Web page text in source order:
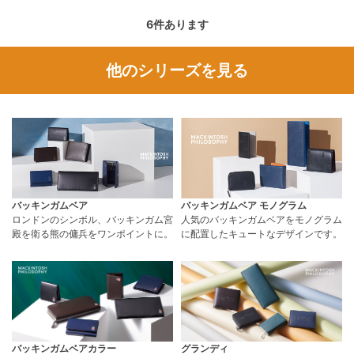
6件あります
他のシリーズを見る
バッキンガムベア
ロンドンのシンボル、バッキンガム宮
殿を衛る熊の傭兵をワンポイントに。
バッキンガムベア モノグラム
人気のバッキンガムベアをモノグラム
に配置したキュートなデザインです。
バッキンガムベアカラー
グランディ